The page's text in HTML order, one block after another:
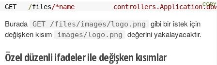
GET /files/*name
Burada GET /files/images/logo.png
gibi bir istek için
değişken kısım
images/logo.png değerini yakalayacaktır.
Özel düzenli ifadeler ile değişken kısımlar